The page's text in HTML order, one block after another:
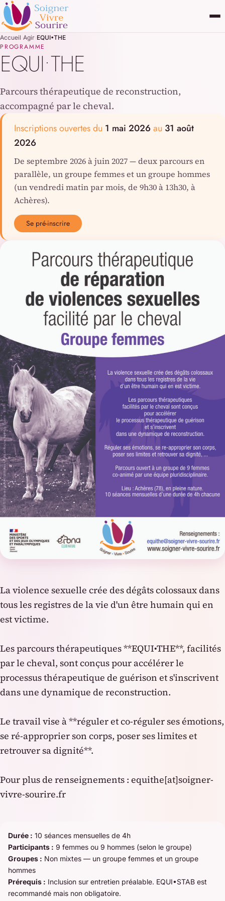
Aller au contenu principal
Accueil Agir EQUI•THE
PROGRAMME
EQUI•THE
Parcours thérapeutique de reconstruction,
accompagné par le cheval.
Inscriptions ouvertes du 1 mai 2026au 31 août
2026
De septembre 2026 à juin 2027 — deux parcours en
parallèle, un groupe femmes et un groupe hommes
(un vendredi matin par mois, de 9h30 à 13h30, à
Achères).
Se pré-inscrire
La violence sexuelle crée des dégâts colossaux dans
tous les registres de la vie d'un être humain qui en
est victime.
Les parcours thérapeutiques **EQUI•THE**, facilités
par le cheval, sont conçus pour accélérer le
processus thérapeutique de guérison et s'inscrivent
dans une dynamique de reconstruction.
Le travail vise à **réguler et co-réguler ses émotions,
se ré-approprier son corps, poser ses limites et
retrouver sa dignité**.
Pour plus de renseignements : equithe[at]soigner-
Durée : 10 séances mensuelles de 4h
Participants : 9 femmes ou 9 hommes (selon le groupe)
Groupes : Non mixtes — un groupe femmes et un groupe
hommes
Prérequis : Inclusion sur entretien préalable. EQUI•STAB est
recommandé mais non obligatoire.